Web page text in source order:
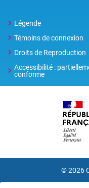
Légende
Témoins de connexion
Droits de Reproduction
Accessibilité :
conforme
© 2026